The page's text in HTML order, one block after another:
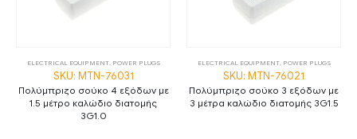
ELECTRICAL EQUIPMENT, POWER PLUGS
SKU: MTN-76031
Πολύμπριζο σούκο 4 εξόδων με
1.5 μέτρο καλώδιο διατομής
3G1.0
ELECTRICAL EQUIPMENT, POWER PLUGS
SKU: MTN-76021
Πολύμπριζο σούκο 3 εξόδων με
3 μέτρα καλώδιο διατομής 3G1.5